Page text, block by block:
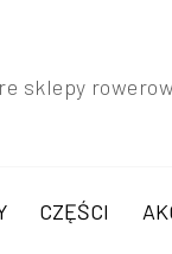
sklepy
CZĘŚCI